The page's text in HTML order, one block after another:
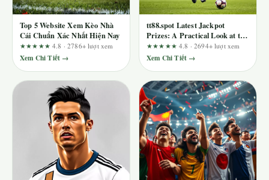
Top 5 Website Xem Kèo Nhà
Cái Chuẩn Xác Nhất Hiện Nay
★★★★★4.8 · 2786+ lượt xem
Xem Chi Tiết →
tt88.spot Latest Jackpot
Prizes: A Practical Look at the
Full User Journey
★★★★★4.8 · 2694+ lượt xem
Xem Chi Tiết →